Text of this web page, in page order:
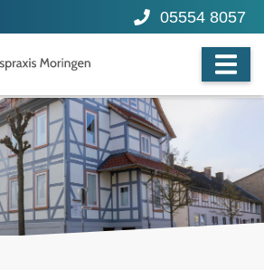
05554 8057